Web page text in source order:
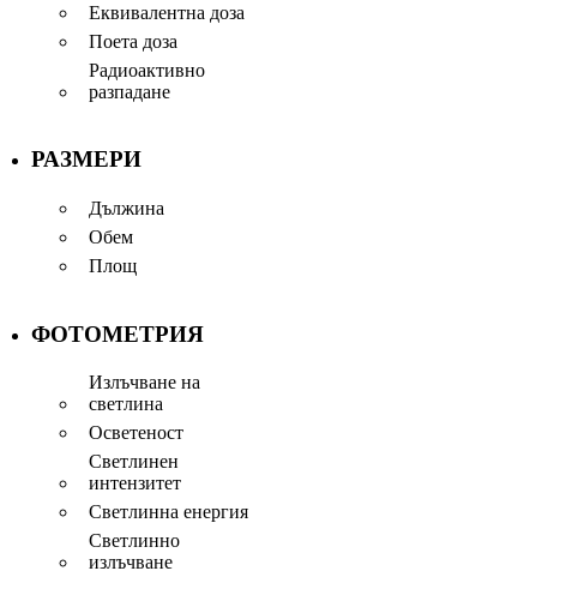
Еквивалентна доза
Поета доза
Радиоактивно
разпадане
РАЗМЕРИ
Дължина
Обем
Площ
ФОТОМЕТРИЯ
Излъчване на
светлина
Осветеност
Светлинен
интензитет
Светлинна енергия
Светлинно
излъчване